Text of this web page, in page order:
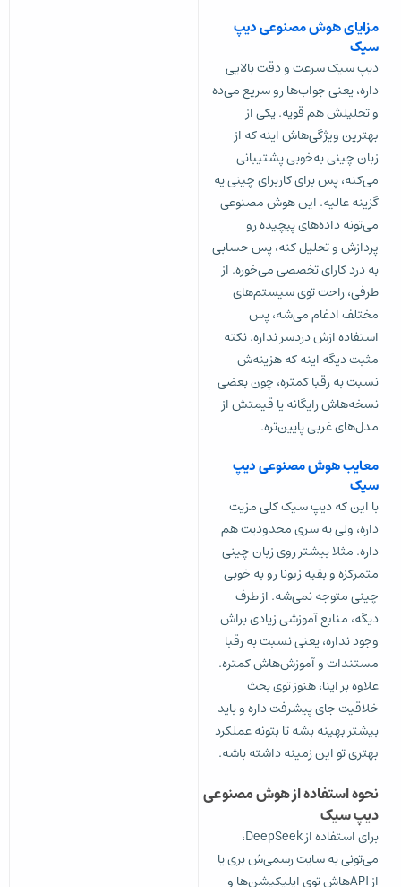
مزایای هوش مصنوعی دیپ
سیک
دیپ سیک سرعت و دقت بالایی
داره، یعنی جواب‌ها رو سریع می‌ده
و تحلیلش هم قویه. یکی از
بهترین ویژگی‌هاش اینه که از
زبان چینی به‌خوبی پشتیبانی
می‌کنه، پس برای کاربرای چینی یه
گزینه عالیه. این هوش مصنوعی
می‌تونه داده‌های پیچیده رو
پردازش و تحلیل کنه، پس حسابی
به درد کارای تخصصی می‌خوره. از
طرفی، راحت توی سیستم‌های
مختلف ادغام می‌شه، پس
استفاده ازش دردسر نداره. نکته
مثبت دیگه اینه که هزینه‌ش
نسبت به رقبا کمتره، چون بعضی
نسخه‌هاش رایگانه یا قیمتش از
مدل‌های غربی پایین‌تره.
معایب هوش مصنوعی دیپ
سیک
با این که دیپ سیک کلی مزیت
داره، ولی یه سری محدودیت هم
داره. مثلا بیشتر روی زبان چینی
متمرکزه و بقیه زبونا رو به خوبی
چینی متوجه نمی‌شه. از طرف
دیگه، منابع آموزشی زیادی براش
وجود نداره، یعنی نسبت به رقبا
مستندات و آموزش‌هاش کمتره.
علاوه بر اینا، هنوز توی بحث
خلاقیت جای پیشرفت داره و باید
بیشتر بهینه بشه تا بتونه عملکرد
بهتری تو این زمینه داشته باشه.
نحوه استفاده از هوش مصنوعی
دیپ سیک
برای استفاده از DeepSeek،
می‌تونی به سایت رسمی‌ش بری یا
از APIهاش توی اپلیکیشن‌ها و